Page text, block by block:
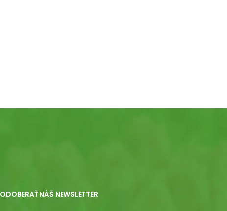
ODOBERAŤ NÁŠ NEWSLETTER